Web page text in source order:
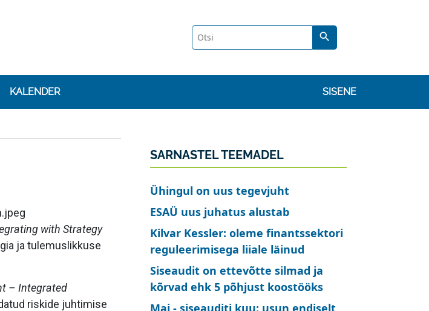
search
KALENDER Kasutaja konto
SISENE
with Strategy
ja tulemuslikkuse
– Integrated
riskide juhtimise
SARNASTEL TEEMADEL
Ühingul on uus tegevjuht
ESAÜ uus juhatus alustab
Kilvar Kessler: oleme finantssektori
reguleerimisega liiale läinud
Siseaudit on ettevõtte silmad ja
kõrvad ehk 5 põhjust koostööks
Mai - siseauditi kuu: usun endiselt,